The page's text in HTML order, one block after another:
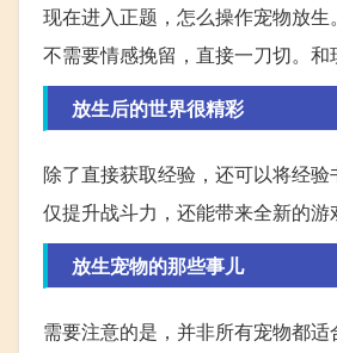
现在进入正题，怎么操作宠物放
不需要情感挽留，直接一刀切。
放生后的世界很精彩
除了直接获取经验，还可以将经
仅提升战斗力，还能带来全新的游
放生宠物的那些事儿
需要注意的是，并非所有宠物都